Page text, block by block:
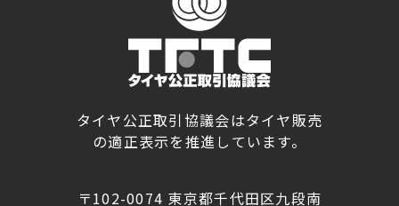
タイヤ公正取引協議会はタイヤ販売
の適正表示を推進しています。
〒102-0074 東京都千代田区九段南